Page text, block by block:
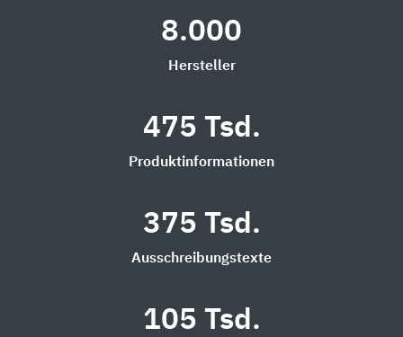
8.000
Hersteller
475 Tsd.
Produktinformationen
375 Tsd.
Ausschreibungstexte
105 Tsd.